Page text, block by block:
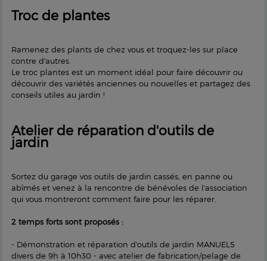
Troc de plantes
Ramenez des plants de chez vous et troquez-les sur place
contre d'autres.
Le troc plantes est un moment idéal pour faire découvrir ou
découvrir des variétés anciennes ou nouvelles et partagez des
conseils utiles au jardin !
Atelier de réparation d'outils de
jardin
Sortez du garage vos outils de jardin cassés, en panne ou
abîmés et venez à la rencontre de bénévoles de l'association
qui vous montreront comment faire pour les réparer.
2 temps forts sont proposés :
- Démonstration et réparation d'outils de jardin MANUELS
divers de 9h à 10h30 - avec atelier de fabrication/pelage de